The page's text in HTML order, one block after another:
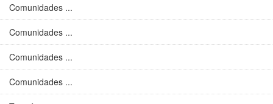
Comunidades ...
Comunidades ...
Comunidades ...
Comunidades ...